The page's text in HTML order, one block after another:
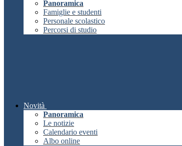
Panoramica
Famiglie e studenti
Personale scolastico
Percorsi di studio
Novità
Panoramica
Le notizie
Calendario eventi
Albo online